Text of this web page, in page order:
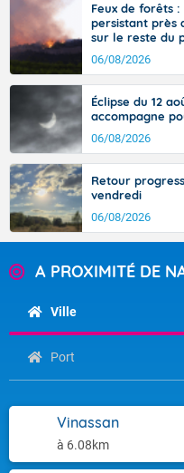
Feux de forêts
persistant près
sur le reste du
06/08/2026
Éclipse du 12
accompagne
06/08/2026
Retour
vendredi
06/08/2026
A PROXIMITÉ DE
Ville
Port
Vinassan
à 6.08km